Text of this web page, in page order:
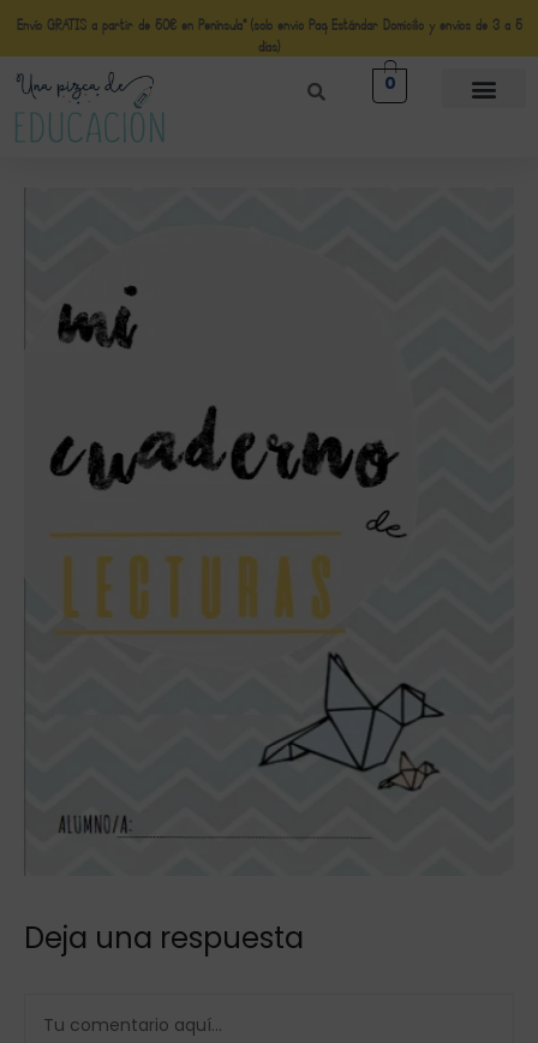
Envío GRATIS a partir de 50€ en Península* (solo envio Paq Estándar Domicilio y envíos de 3 a 5
días)
0
Deja una respuesta